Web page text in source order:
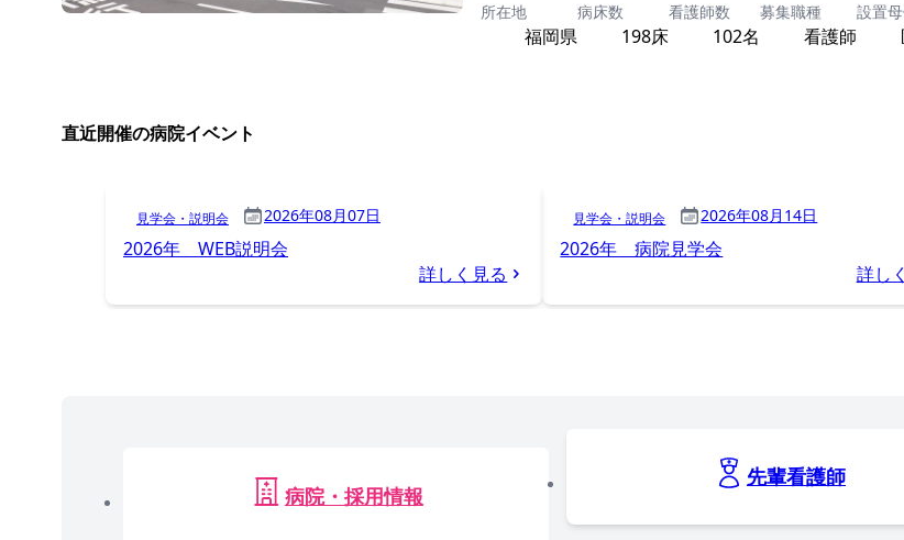
所在地
福岡県
病床数
198床
看護師数
102名
募集職種
看護師
設置
直近開催の病院イベント
見学会・説明会 2026年08月07日
2026年 WEB説明会
詳しく見る
見学会・説明会 2026年08月14日
2026年 病院見学会
詳し
病院・採用情報
先輩看護師